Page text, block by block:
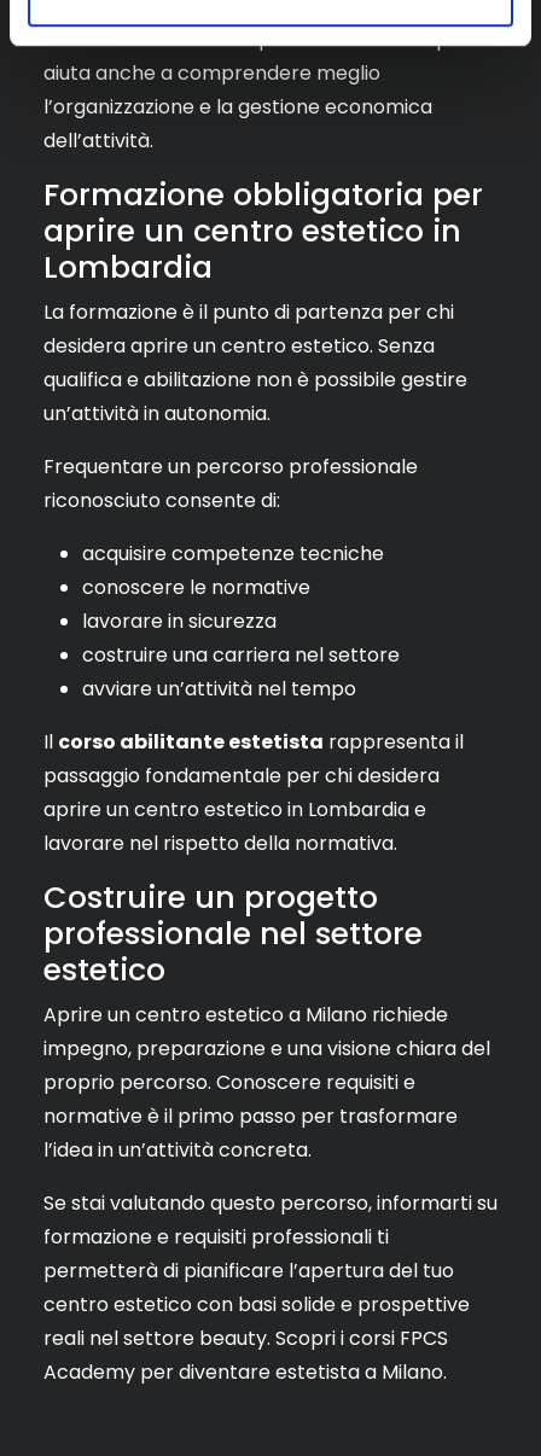
Avere una formazione professionale completa
aiuta anche a comprendere meglio
l’organizzazione e la gestione economica
dell’attività.
Formazione obbligatoria per
aprire un centro estetico in
Lombardia
La formazione è il punto di partenza per chi
desidera aprire un centro estetico. Senza
qualifica e abilitazione non è possibile gestire
un’attività in autonomia.
Frequentare un percorso professionale
riconosciuto consente di:
acquisire competenze tecniche
conoscere le normative
lavorare in sicurezza
costruire una carriera nel settore
avviare un’attività nel tempo
Il corso abilitante estetista rappresenta il
passaggio fondamentale per chi desidera
aprire un centro estetico in Lombardia e
lavorare nel rispetto della normativa.
Costruire un progetto
professionale nel settore
estetico
Aprire un centro estetico a Milano richiede
impegno, preparazione e una visione chiara del
proprio percorso. Conoscere requisiti e
normative è il primo passo per trasformare
l’idea in un’attività concreta.
Se stai valutando questo percorso, informarti su
formazione e requisiti professionali ti
permetterà di pianificare l’apertura del tuo
centro estetico con basi solide e prospettive
reali nel settore beauty. Scopri i corsi FPCS
Academy per diventare estetista a Milano.